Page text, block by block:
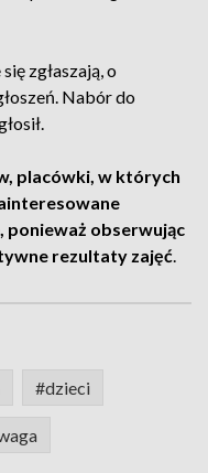
zgłaszają, o
Nabór do
placówki, w których
ponieważ obserwując
rezultaty zajęć.
#dzieci